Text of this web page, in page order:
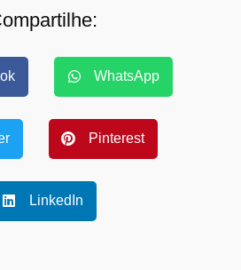
WhatsApp
Pinterest
LinkedIn